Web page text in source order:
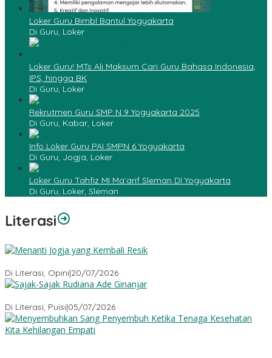
Loker Guru Bimbl Bantul Yogyakarta
Di Guru, Loker
Loker Guru! MTs Ali Maksum Cari Guru Bahasa Indonesia,
IPS, hingga BK
Di Guru, Loker
Rekrutmen Guru SMP N 9 Yogyakarta 2025
Di Guru, Kabar, Loker
Info Loker Guru PAI SMPN 6 Yogyakarta
Di Guru, Jogja, Loker
Loker Guru Tahfiz MI Ma`arif Sleman DI Yogyakarta
Di Guru, Loker, Sleman
Literasi
Di Literasi, Opini|20/07/2026
Di Literasi, Puisi|05/07/2026